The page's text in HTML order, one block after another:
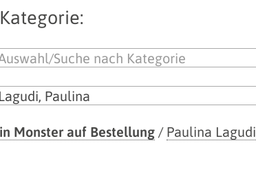
Kategorie:
Suche nach Kategorie
Lagudi, Paulina
Monster auf Bestellung / Paulina Lagudi